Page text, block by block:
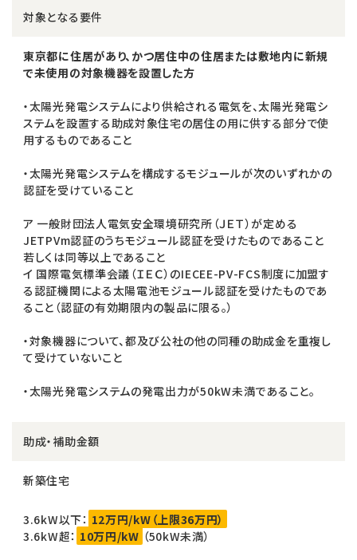
対象となる要件
東京都に住居があり、かつ居住中の住居または敷地内に新規
で未使用の対象機器を設置した方
・太陽光発電システムにより供給される電気を、太陽光発電シ
ステムを設置する助成対象住宅の居住の用に供する部分で使
用するものであること
・太陽光発電システムを構成するモジュールが次のいずれかの
認証を受けていること
ア 一般財団法人電気安全環境研究所（ＪＥＴ）が定める
JETPVm認証のうちモジュール認証を受けたものであること
若しくは同等以上であること
イ 国際電気標準会議（ＩＥＣ）のIECEE-PV-FCS制度に加盟す
る認証機関による太陽電池モジュール認証を受けたものであ
ること（認証の有効期限内の製品に限る。）
・対象機器について、都及び公社の他の同種の助成金を重複し
て受けていないこと
・太陽光発電システムの発電出力が50kW未満であること。
助成・補助金額
新築住宅
3.6kW以下： 12万円/kW（上限36万円）
3.6kW超： 10万円/kW （50kW未満）